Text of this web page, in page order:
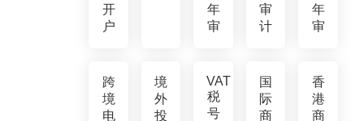
开
户
年
审
审
计
年
审
跨
境
电
境
外
投
VAT
税
号
国
际
商
香
港
商